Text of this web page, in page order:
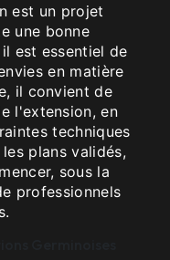
est un projet
une bonne
est essentiel de
en matière
il convient de
l'extension, en
techniques
plans validés,
sous la
professionnels